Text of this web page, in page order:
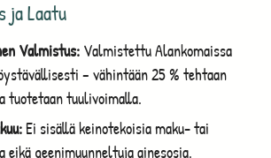
ja Laatu
Valmistus: Valmistettu Alankomaissa
– vähintään 25 % tehtaan
tuotetaan tuulivoimalla.
Ei sisällä keinotekoisia maku- tai
eikä geenimuunneltuja ainesosia.